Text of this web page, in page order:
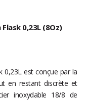
0,23L (8Oz)
0,23L est conçue par la
en restant discrète et
inoxydable 18/8 de